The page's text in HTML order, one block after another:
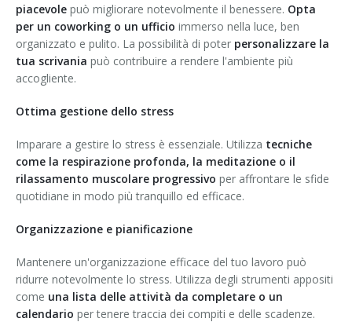
piacevole può migliorare notevolmente il benessere. Opta
per un coworking o un ufficio immerso nella luce, ben
organizzato e pulito. La possibilità di poter personalizzare la
tua scrivania può contribuire a rendere l'ambiente più
accogliente.
Ottima gestione dello stress
Imparare a gestire lo stress è essenziale. Utilizza tecniche
come la respirazione profonda, la meditazione o il
rilassamento muscolare progressivo per affrontare le sfide
quotidiane in modo più tranquillo ed efficace.
Organizzazione e pianificazione
Mantenere un'organizzazione efficace del tuo lavoro può
ridurre notevolmente lo stress. Utilizza degli strumenti appositi
come una lista delle attività da completare o un
calendario per tenere traccia dei compiti e delle scadenze.